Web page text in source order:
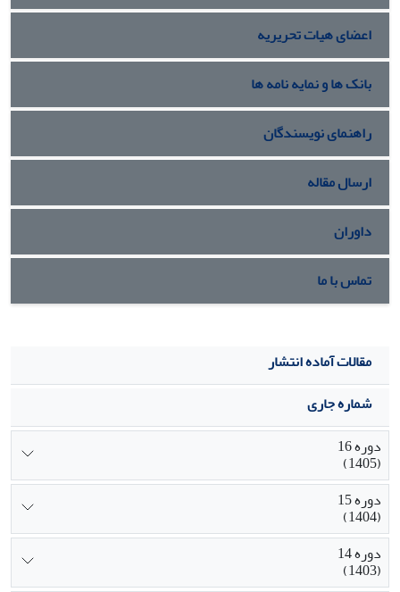
اعضای هیات تحریریه
بانک ها و نمایه نامه ها
راهنمای نویسندگان
ارسال مقاله
داوران
تماس با ما
مقالات آماده انتشار
شماره جاری
دوره 16
(1405)
دوره 15
(1404)
دوره 14
(1403)